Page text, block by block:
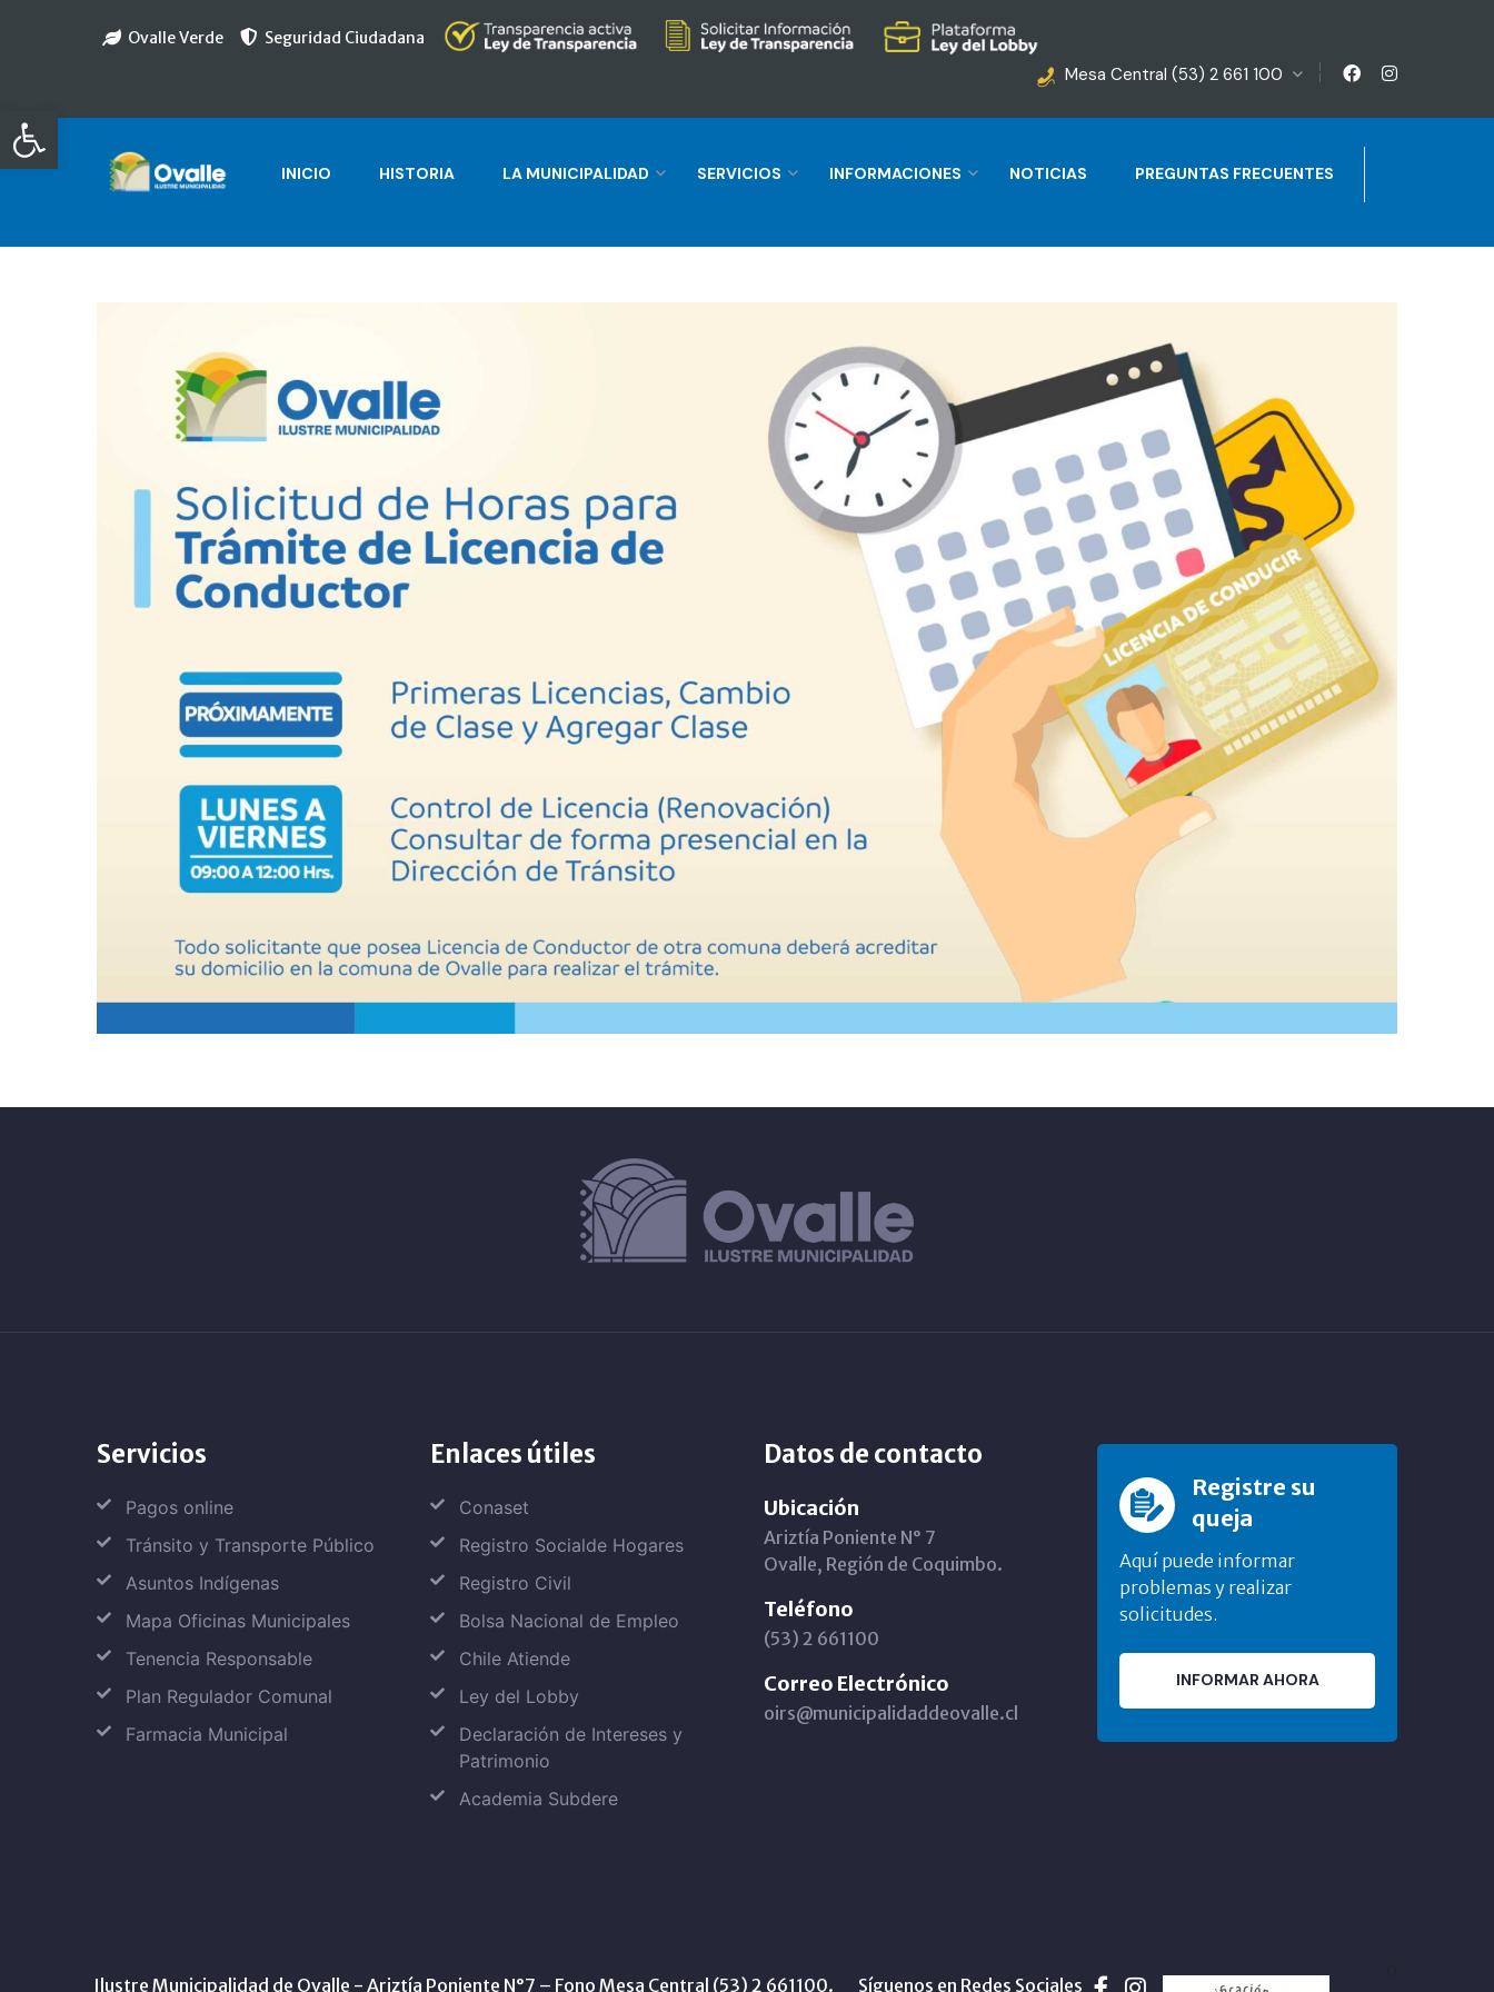
Abrir barra de herramientas
Ovalle Verde Seguridad Ciudadana
Mesa Central (53) 2 661 100
INICIO HISTORIA LA MUNICIPALIDAD SERVICIOS INFORMACIONES NOTICIAS PREGUNTAS FRECUENTES
Servicios
Pagos online
Tránsito y Transporte Público
Asuntos Indígenas
Mapa Oficinas Municipales
Tenencia Responsable
Plan Regulador Comunal
Farmacia Municipal
Enlaces útiles
Conaset
Registro Socialde Hogares
Registro Civil
Bolsa Nacional de Empleo
Chile Atiende
Ley del Lobby
Declaración de Intereses y
Patrimonio
Academia Subdere
Datos de contacto
Ubicación
Ariztía Poniente N° 7
Ovalle, Región de Coquimbo.
Teléfono
(53) 2 661100
Correo Electrónico
oirs@municipalidaddeovalle.cl
Registre su
queja
Aquí puede informar
problemas y realizar
solicitudes.
INFORMAR AHORA
Ilustre Municipalidad de Ovalle - Ariztía Poniente N°7 – Fono Mesa Central (53) 2 661100. Síguenos en Redes Sociales